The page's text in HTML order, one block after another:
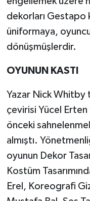
dekorları Gestapo
üniformaya,
dönüşmüşlerdir.
OYUNUN KASTI
Yazar Nick Whitby
çevirisi Yücel Erten
önceki
almıştı.
oyunun Dekor
Kostüm
Erel, Koreografi